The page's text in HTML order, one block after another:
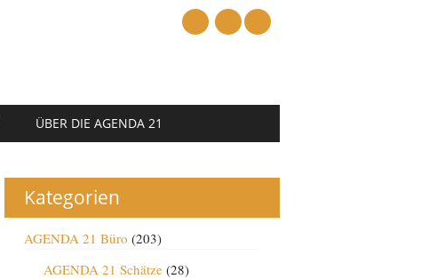
ÜBER DIE AGENDA 21
Kategorien
AGENDA 21 Büro (203)
AGENDA 21 Schätze(28)